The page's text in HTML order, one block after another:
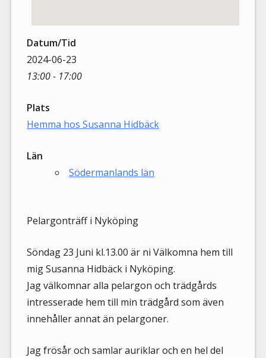
Datum/Tid
2024-06-23
13:00 - 17:00
Plats
Hemma hos Susanna Hidbäck
Län
Södermanlands län
Pelargonträff i Nyköping
Söndag 23 Juni kl.13.00 är ni Välkomna hem till
mig Susanna Hidbäck i Nyköping.
Jag välkomnar alla pelargon och trädgårds
intresserade hem till min trädgård som även
innehåller annat än pelargoner.
Jag frösår och samlar auriklar och en hel del